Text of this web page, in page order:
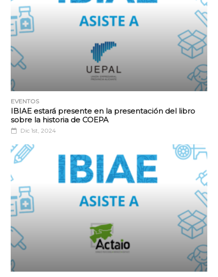
EVENTOS
IBIAE estará presente en la presentación del libro
sobre la historia de COEPA
Dic 1st, 2024